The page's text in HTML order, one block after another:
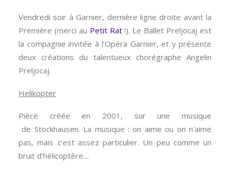
Vendredi soir à Garnier, dernière ligne droite avant la
Première (merci au Petit Rat!). Le Ballet Preljocaj est
la compagnie invitée à l’Opéra Garnier, et y présente
deux créations du talentueux chorégraphe Angelin
Preljocaj.
Helikopter
Pièce créée en 2001, sur une musique
de Stockhausen. La musique : on aime ou on n’aime
pas, mais c’est assez particulier. Un peu comme un
bruit d’hélicoptère…